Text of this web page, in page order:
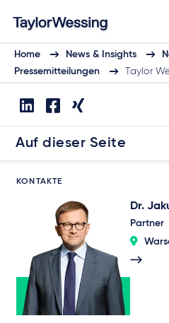
Home News & Insights
Pressemitteilungen
Taylor
Auf dieser Seite
KONTAKTE
Dr.
Partner